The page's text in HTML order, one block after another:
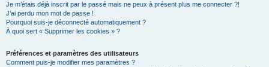
Je m’étais déjà inscrit par le passé mais ne peux à présent plus me connecter ?!
J’ai perdu mon mot de passe !
Pourquoi suis-je déconnecté automatiquement ?
À quoi sert « Supprimer les cookies » ?
Préférences et paramètres des utilisateurs
Comment puis-je modifier mes paramètres ?